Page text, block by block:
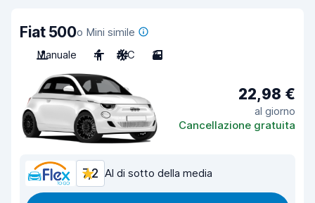
Fiat 500o Mini simile
Manuale
4 A/C 3
22,98 €
al giorno
Cancellazione gratuita
7,2 Al di sotto della media